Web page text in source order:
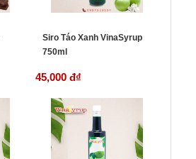
Siro Táo Xanh VinaSyrup
750ml
45,000 đ₫